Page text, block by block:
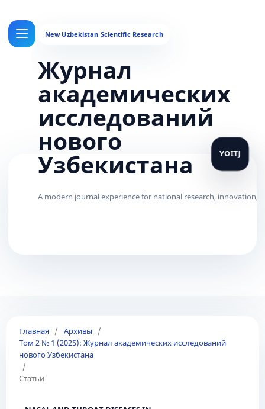
Журнал
академических
исследований
нового
Узбекистана
Главная / Архивы
/
Том 2 № 1 (2025): Журнал академических исследований
нового Узбекистана
/
Статьи